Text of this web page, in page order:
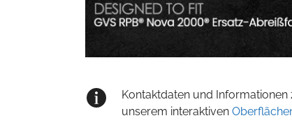
Kontaktdaten und
unserem interaktiven